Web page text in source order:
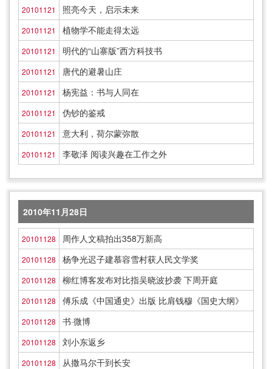
20101121 照亮今天，启示未来
20101121 植物学不能走得太远
20101121 明代的“山寨版”西方科技书
20101121 唐代的避暑山庄
20101121 杨宪益：书与人同在
20101121 伪钞的鉴戒
20101121 意大利，荷尔蒙弥散
20101121 李敬泽 阅读兴趣在工作之外
2010年11月28日
20101128 周作人文稿拍出358万新高
20101128 杨争光迟子建慕容雪村获人民文学奖
20101128 柳红博客发布对比指吴晓波抄袭 下周开庭
20101128 傅乐成《中国通史》出版 比肩钱穆《国史大纲》
20101128 书·微博
20101128 刘小东返乡
20101128 从撒马尔干到长安